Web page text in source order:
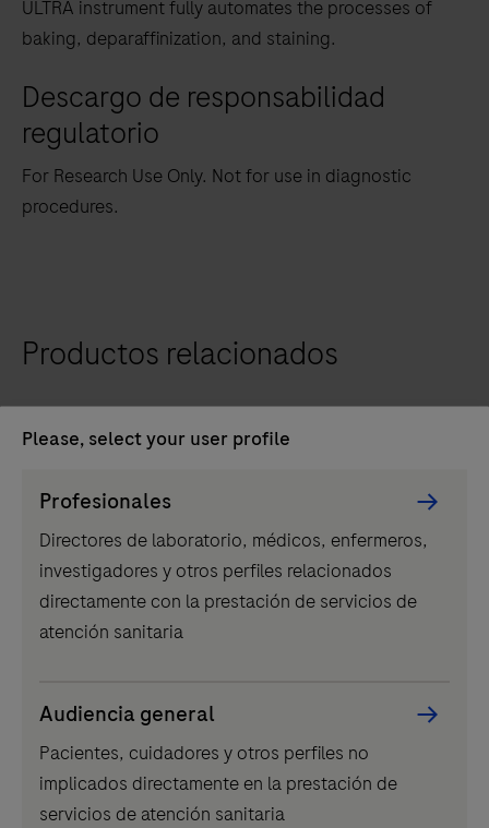
ULTRA instrument fully automates the processes of
baking, deparaffinization, and staining.
Descargo de responsabilidad
regulatorio
For Research Use Only. Not for use in diagnostic
procedures.
Productos relacionados
VENTANA ®HE 600
completamente la tinción de secciones histológicas
in vitro.
Please, select your user profile
Picker
component
Profesionales
Directores de laboratorio, médicos, enfermeros,
investigadores y otros perfiles relacionados
directamente con la prestación de servicios de
atención sanitaria
Audiencia general
Pacientes, cuidadores y otros perfiles no
implicados directamente en la prestación de
servicios de atención sanitaria